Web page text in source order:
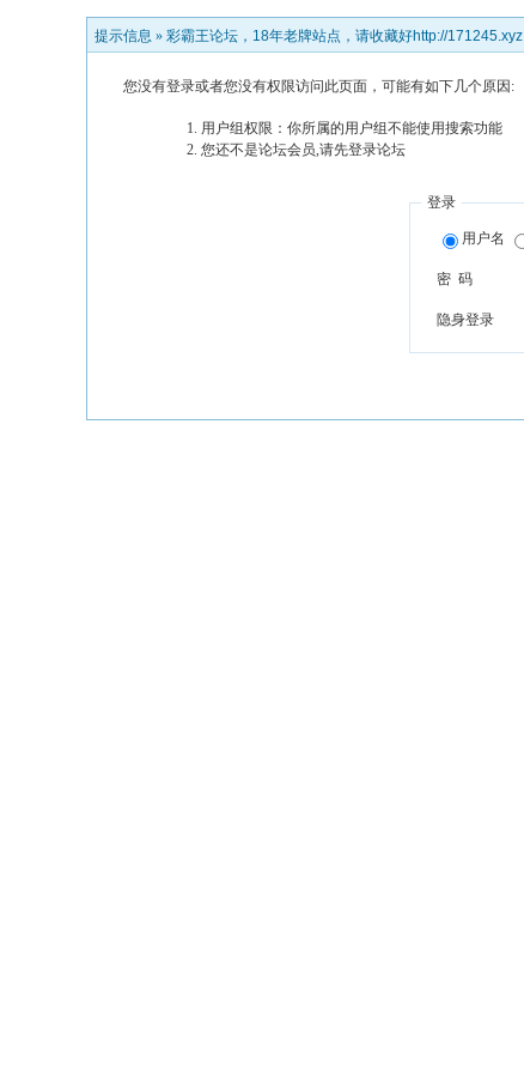
提示信息 » 彩霸王论坛，18年老牌站点，请收藏好http://171245.xyz
您没有登录或者您没有权限访问此页面，可能有如下几个原因:
用户组权限：你所属的用户组不能使用搜索功能
您还不是论坛会员,请先登录论坛
登录
用户名
密 码
隐身登录